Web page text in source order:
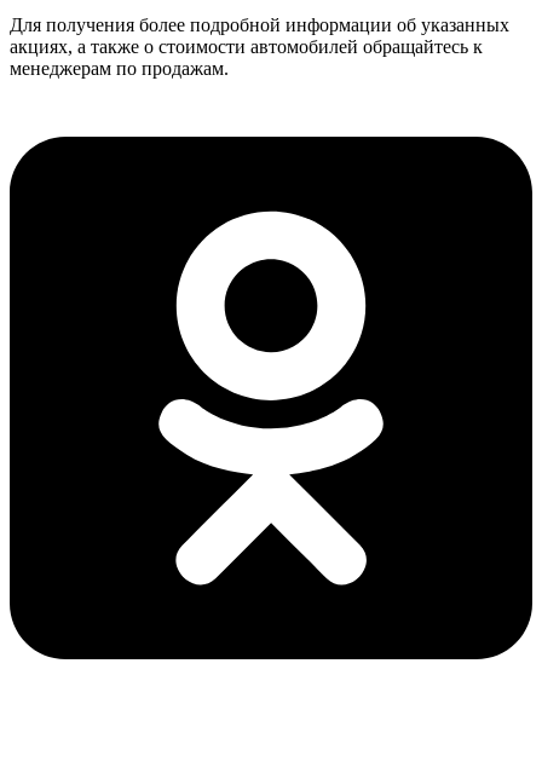
Для получения более подробной информации об указанных
акциях, а также о стоимости автомобилей обращайтесь к
менеджерам по продажам.